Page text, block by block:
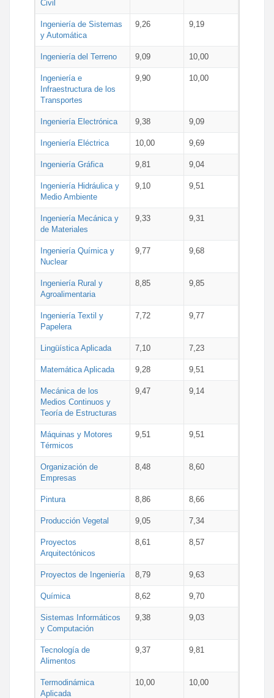
Civil
Ingeniería de Sistemas
y Automática
9,26 9,19
Ingeniería del Terreno 9,09 10,00
Ingeniería e
Infraestructura de los
Transportes
9,90 10,00
Ingeniería Electrónica 9,38 9,09
Ingeniería Eléctrica 10,00 9,69
Ingeniería Gráfica 9,81 9,04
Ingeniería Hidráulica y
Medio Ambiente
9,10 9,51
Ingeniería Mecánica y
de Materiales
9,33 9,31
Ingeniería Química y
Nuclear
9,77 9,68
Ingeniería Rural y
Agroalimentaria
8,85 9,85
Ingeniería Textil y
Papelera
7,72 9,77
Lingüística Aplicada 7,10 7,23
Matemática Aplicada 9,28 9,51
Mecánica de los
Medios Continuos y
Teoría de Estructuras
9,47 9,14
Máquinas y Motores
Térmicos
9,51 9,51
Organización de
Empresas
8,48 8,60
Pintura 8,86 8,66
Producción Vegetal 9,05 7,34
Proyectos
Arquitectónicos
8,61 8,57
Proyectos de Ingeniería 8,79 9,63
Química 8,62 9,70
Sistemas Informáticos
y Computación
9,38 9,03
Tecnología de
Alimentos
9,37 9,81
Termodinámica
Aplicada
10,00 10,00